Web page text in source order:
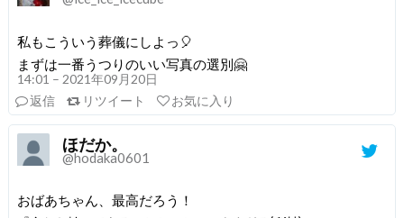
私もこういう葬儀にしよっ🎈
まずは一番うつりのいい写真の選別🤗
14:01 – 2021年09月20日
返信
リツイート お気に入り
ほだか。
@hodaka0601
おばあちゃん、最高だろう！